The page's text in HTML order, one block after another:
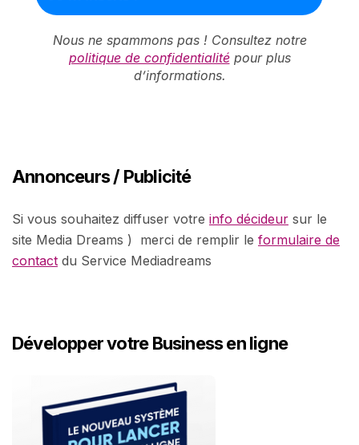
Nous ne spammons pas ! Consultez notre
politique de confidentialitépour plus
d’informations.
Annonceurs / Publicité
Si vous souhaitez diffuser votre info décideur sur le
site Media Dreams ) merci de remplir le formulaire de
contact du Service Mediadreams
Développer votre Business en ligne